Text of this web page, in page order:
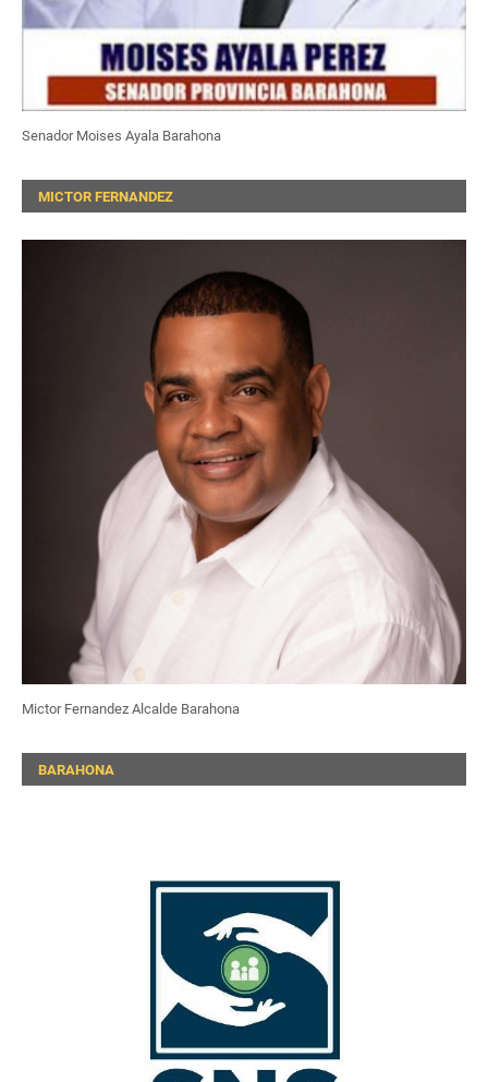
Senador Moises Ayala Barahona
MICTOR FERNANDEZ
Mictor Fernandez Alcalde Barahona
BARAHONA